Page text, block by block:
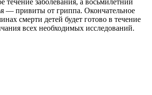
— привиты от гриппа. Окончательное
смерти детей будет готово в течение
всех необходимых исследований.